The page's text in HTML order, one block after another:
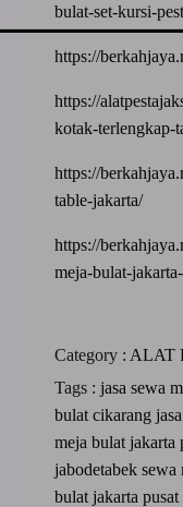
bulat-set-kursi-
https://
https://
kotak-terlengkap-
https://
table-jakarta/
https://
meja-bulat-
Category : ALAT
Tags : jasa sewa
bulat cikarang
meja bulat jakarta
jabodetabeksewa
bulat jakarta pusat